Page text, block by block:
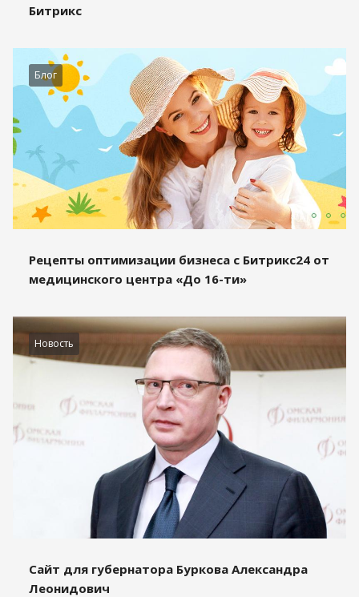
Битрикс
Блог
Рецепты оптимизации бизнеса с Битрикс24 от
медицинского центра «До 16-ти»
Новость
Сайт для губернатора Буркова Александра
Леонидович